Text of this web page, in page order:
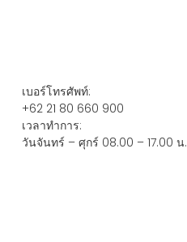
เบอร์โทรศัพท์:
+62 21 80 660 900
เวลาทำการ:
วันจันทร์ – ศุกร์ 08.00 – 17.00 น.